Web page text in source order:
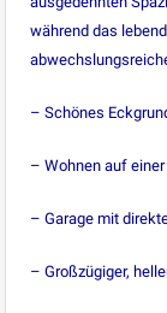
während das
– Schönes
– Wohnen auf einer
– Garage mit
– Großzügiger,